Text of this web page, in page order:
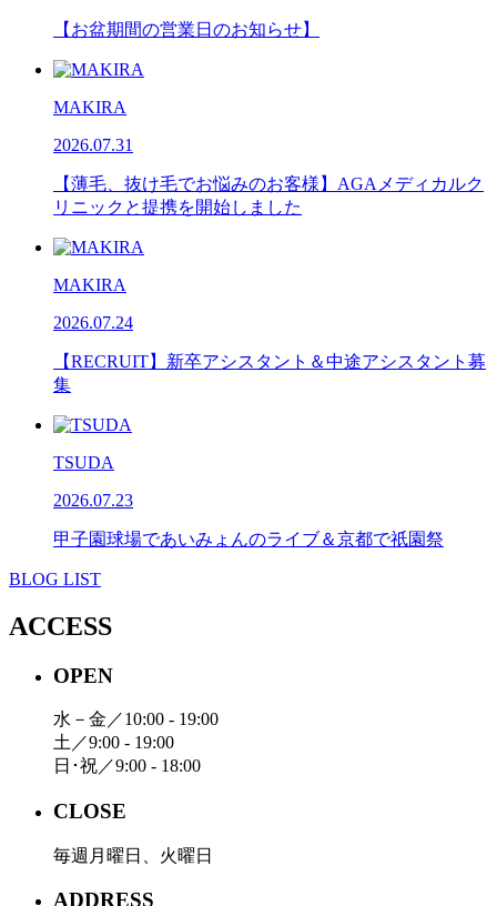
【お盆期間の営業日のお知らせ】
MAKIRA
2026.07.31
【薄毛、抜け毛でお悩みのお客様】AGAメディカルク
リニックと提携を開始しました
MAKIRA
2026.07.24
【RECRUIT】新卒アシスタント＆中途アシスタント募
集
TSUDA
2026.07.23
甲子園球場であいみょんのライブ＆京都で祇園祭
BLOG LIST
ACCESS
OPEN
水－金／10:00 - 19:00
土／9:00 - 19:00
日･祝／9:00 - 18:00
CLOSE
毎週月曜日、火曜日
ADDRESS